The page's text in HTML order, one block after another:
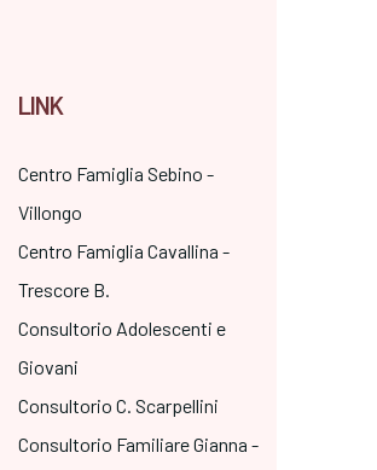
LINK
Centro Famiglia Sebino -
Villongo
Centro Famiglia Cavallina -
Trescore B.
Consultorio Adolescenti e
Giovani
Consultorio C. Scarpellini
Consultorio Familiare Gianna -